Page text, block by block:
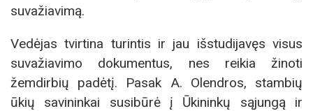
suvažiavimą.
Vedėjas tvirtina turintis ir jau išstudijavęs visus
suvažiavimo dokumentus, nes reikia žinoti
žemdirbių padėtį. Pasak A. Olendros, stambių
ūkių savininkai susibūrė į Ūkininkų sąjungą ir